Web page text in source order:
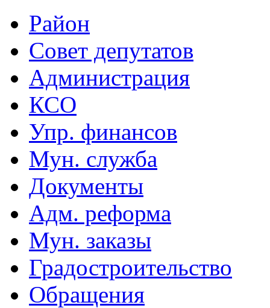
Район
Совет депутатов
Администрация
КСО
Упр. финансов
Мун. служба
Документы
Адм. реформа
Мун. заказы
Градостроительство
Обращения